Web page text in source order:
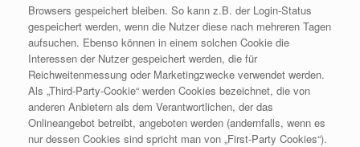
Browsers gespeichert bleiben. So kann z.B. der Login-Status
gespeichert werden, wenn die Nutzer diese nach mehreren Tagen
aufsuchen. Ebenso können in einem solchen Cookie die
Interessen der Nutzer gespeichert werden, die für
Reichweitenmessung oder Marketingzwecke verwendet werden.
Als „Third-Party-Cookie“ werden Cookies bezeichnet, die von
anderen Anbietern als dem Verantwortlichen, der das
Onlineangebot betreibt, angeboten werden (andernfalls, wenn es
nur dessen Cookies sind spricht man von „First-Party Cookies“).